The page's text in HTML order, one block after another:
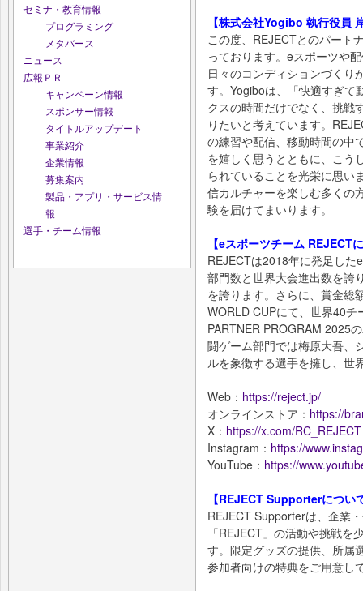
セミナ・教育情報
プログラミング
メタバース
ニュース
広報ＰＲ
キャンペーン情報
スポンサー情報
タイトルアップデート
事業紹介
企業情報
募集案内
製品・アプリ・サービス情
報
選手・チーム情報
【株式会社Yogibo 執行役員
この度、REJECTとのパート
っております。eスポーツや
日々のコンディションづくり
す。Yogiboは、「快適すぎて
クスの時間だけでなく、挑戦
りたいと考えています。
の練習や配信、移動時間の中
を嬉しく思うとともに、こう
られていることを光栄に思い
信カルチャーを楽しむ多くの
験を届けてまいります。
【eスポーツチーム REJECT
REJECTは2018年に発足し
部門数と世界大会進出数を誇
を誇ります。さらに、賞金総
WORLD CUPにて、世界40チ
PARTNER PROGRAM 2025
闘ゲーム部門では梅原大吾、
ルを象徴する選手を擁し、世
Web： https://reject.jp/
オンラインストア： https://
X： https://x.com/RC_REJECT
Instagram： https://
YouTube： https://
【REJECT Supporterについ
REJECT Supporterは、企業
「REJECT」の活動や挑戦
す。限定グッズの提供、所属
参加者向けの特典をご用意し